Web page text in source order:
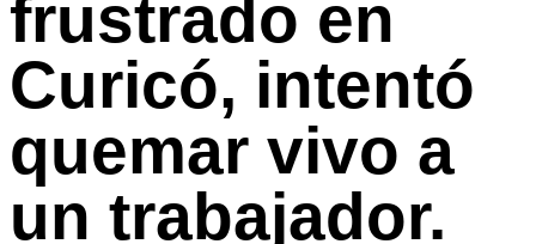
frustrado en
Curicó, intentó
quemar vivo a
un trabajador.